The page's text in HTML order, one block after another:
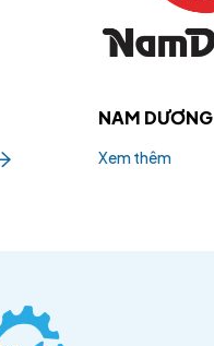
NAM DƯƠNG
Xem thêm